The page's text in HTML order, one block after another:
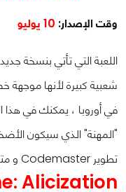
وقت الإصدار: 10 يوليو
في أوروبا ، يمكنك في
"المهنة" الذي سيكون
تطوير Codemaster و متوفرة لجميع المنصات تقريباً .
Alicization